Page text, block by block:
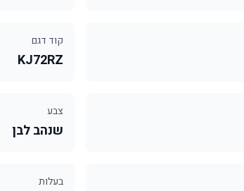
קוד דגם
KJ72RZ
צבע
שנהב לבן
בעלות